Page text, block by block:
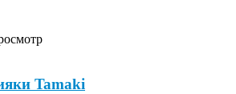
Tamaki